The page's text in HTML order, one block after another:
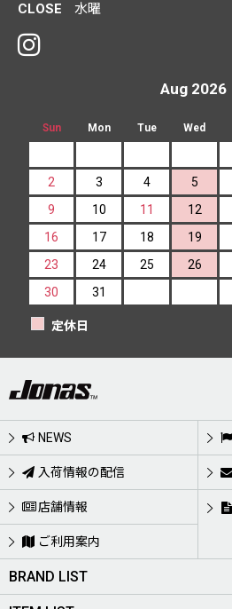
CLOSE
水曜
Aug 2026
Sun Mon Tue Wed
2
3 4 5
9
10 11 12
16
17 18 19
23
24 25 26
30
31
定休日
NEWS
入荷情報の配信
店舗情報
ご利用案内
BRAND LIST